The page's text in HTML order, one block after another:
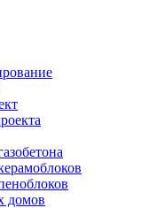
домов